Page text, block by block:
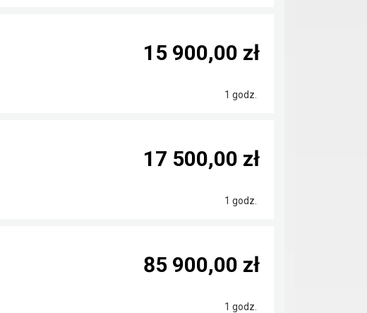
1 godz.
15 900,00 zł
1 godz.
17 500,00 zł
1 godz.
85 900,00 zł